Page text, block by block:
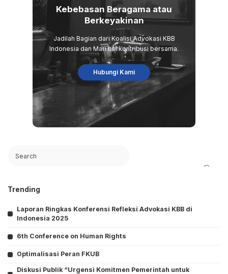
Kebebasan Beragama atau
Berkeyakinan
Jadilah Bagian dari Koalisi Advokasi KBB
Indonesia dan Mari berkontribusi bersama.
Hubungi Kami
Trending
Laporan Ringkas Konferensi Refleksi Advokasi KBB di
Indonesia 2025
6th Conference on Human Rights
Optimalisasi Peran FKUB
Diskusi Publik “Urgensi Komitmen Pemerintah untuk